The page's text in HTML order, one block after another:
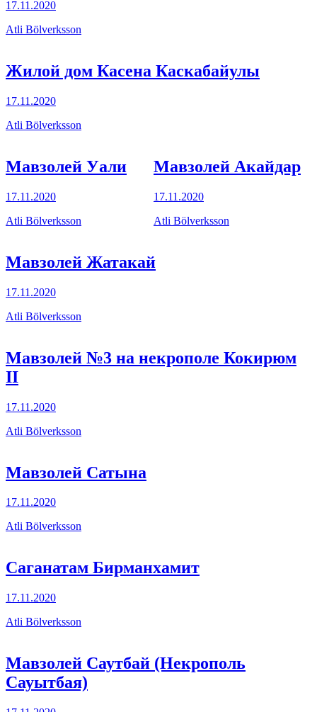
17.11.2020
Atli Bölverksson
Жилой дом Касена Каскабайулы
17.11.2020
Atli Bölverksson
Мавзолей Уали
17.11.2020
Atli Bölverksson
Мавзолей Акайдар
17.11.2020
Atli Bölverksson
Мавзолей Жатакай
17.11.2020
Atli Bölverksson
Мавзолей №3 на некрополе Кокирюм
II
17.11.2020
Atli Bölverksson
Мавзолей Сатына
17.11.2020
Atli Bölverksson
Саганатам Бирманхамит
17.11.2020
Atli Bölverksson
Мавзолей Саутбай (Некрополь
Сауытбая)